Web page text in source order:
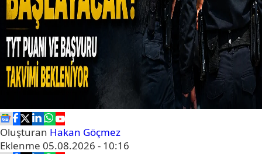
Oluşturan Hakan Göçmez
Eklenme 05.08.2026 - 10:16